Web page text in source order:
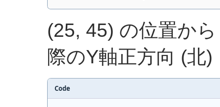
(25, 45) の位置か
際のY軸正方向 (北
Code